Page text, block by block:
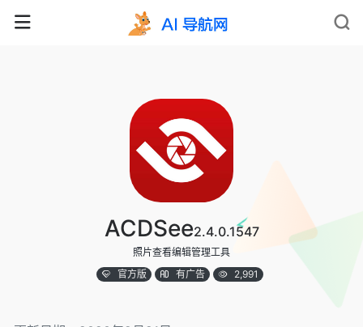
ACDSee2.4.0.1547
照片查看编辑管理工具
官方版
有广告 2,991